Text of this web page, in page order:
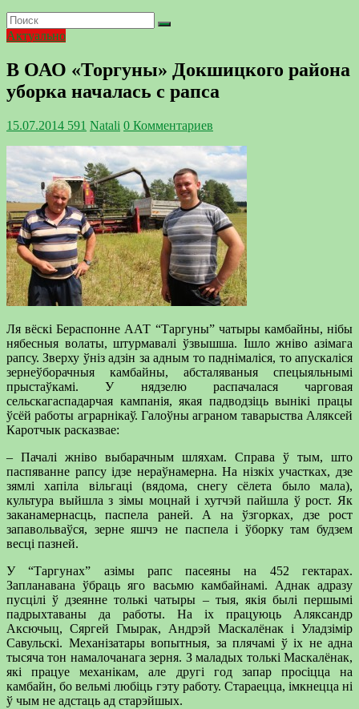
Актуально
В ОАО «Торгуны» Докшицкого района
уборка началась с рапса
15.07.2014 591 Natali 0 Комментариев
Ля вёскі Бераспонне ААТ “Таргуны” чатыры камбайны, нібы
нябесныя волаты, штурмавалі ўзвышша. Ішло жніво азімага
рапсу. Зверху ўніз адзін за адным то паднімаліся, то апускаліся
зернеўборачныя камбайны, абсталяваныя спецыяльнымі
прыстаўкамі. У нядзелю распачалася чарговая
сельскагаспадарчая кампанія, якая падводзіць вынікі працы
ўсёй работы аграрнікаў. Галоўны аграном таварыства Аляксей
Каротчык расказвае:
– Пачалі жніво выбарачным шляхам. Справа ў тым, што
паспяванне рапсу ідзе нераўнамерна. На нізкіх участках, дзе
зямлі хапіла вільгаці (вядома, снегу сёлета было мала),
культура выйшла з зімы моцнай і хутчэй пайшла ў рост. Як
заканамернасць, паспела раней. А на ўзгорках, дзе рост
запавольваўся, зерне яшчэ не паспела і ўборку там будзем
весці пазней.
У “Таргунах” азімы рапс пасеяны на 452 гектарах.
Запланавана ўбраць яго васьмю камбайнамі. Аднак адразу
пусцілі ў дзеянне толькі чатыры – тыя, якія былі першымі
падрыхтаваны да работы. На іх працуюць Аляксандр
Аксючыц, Сяргей Гмырак, Андрэй Маскалёнак і Уладзімір
Савульскі. Механізатары вопытныя, за плячамі ў іх не адна
тысяча тон намалочанага зерня. З маладых толькі Маскалёнак,
які працуе механікам, але другі год запар просіцца на
камбайн, бо вельмі любіць гэту работу. Стараецца, імкнецца ні
ў чым не адстаць ад старэйшых.